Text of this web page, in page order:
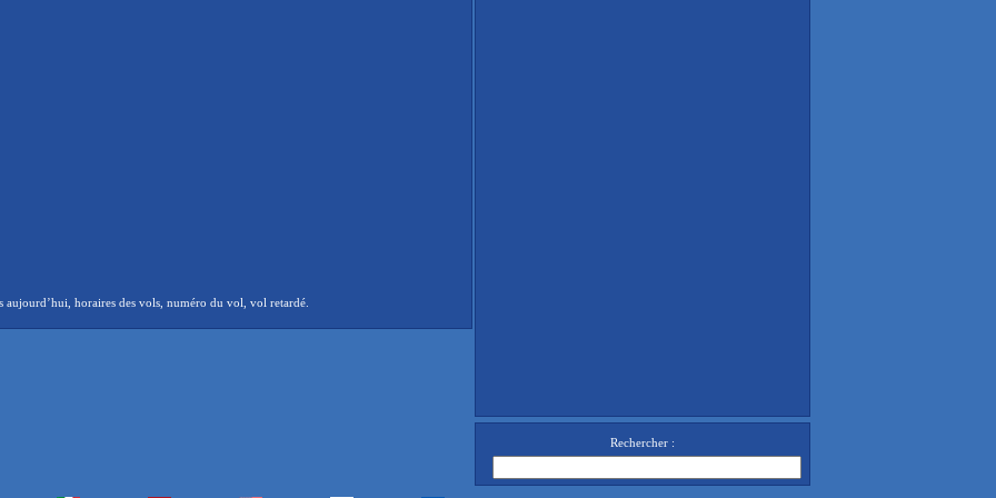
horaires des vols, numéro du vol, vol retardé.
Rechercher :